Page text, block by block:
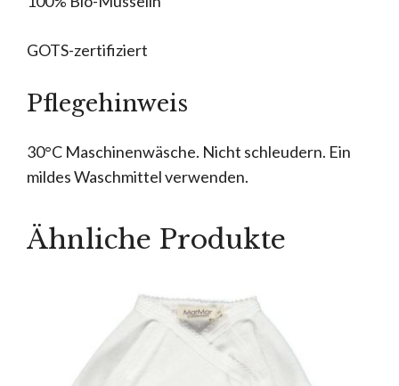
GOTS-zertifiziert
Pflegehinweis
30°C Maschinenwäsche. Nicht schleudern. Ein
mildes Waschmittel verwenden.
Ähnliche Produkte
mehrere